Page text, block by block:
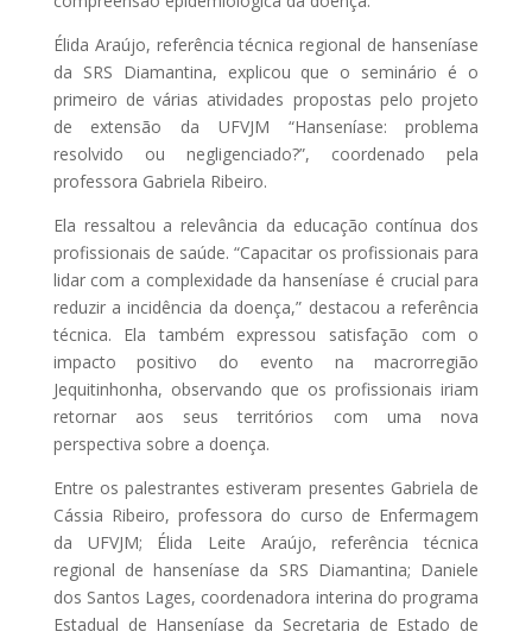
Élida Araújo, referência técnica regional de hanseníase
da SRS Diamantina, explicou que o seminário é o
primeiro de várias atividades propostas pelo projeto
de extensão da UFVJM “Hanseníase: problema
resolvido ou negligenciado?”, coordenado pela
professora Gabriela Ribeiro.
Ela ressaltou a relevância da educação contínua dos
profissionais de saúde. “Capacitar os profissionais para
lidar com a complexidade da hanseníase é crucial para
reduzir a incidência da doença,” destacou a referência
técnica. Ela também expressou satisfação com o
impacto positivo do evento na macrorregião
Jequitinhonha, observando que os profissionais iriam
retornar aos seus territórios com uma nova
perspectiva sobre a doença.
Entre os palestrantes estiveram presentes Gabriela de
Cássia Ribeiro, professora do curso de Enfermagem
da UFVJM; Élida Leite Araújo, referência técnica
regional de hanseníase da SRS Diamantina; Daniele
dos Santos Lages, coordenadora interina do programa
Estadual de Hanseníase da Secretaria de Estado de